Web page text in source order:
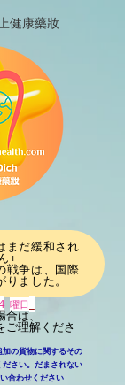
健康藥妝
まだ緩和され
+
戦争は、国際
りました。
曜日
は、
ご理解くださ
の貨物に関するその
さい。だまされない
合わせください